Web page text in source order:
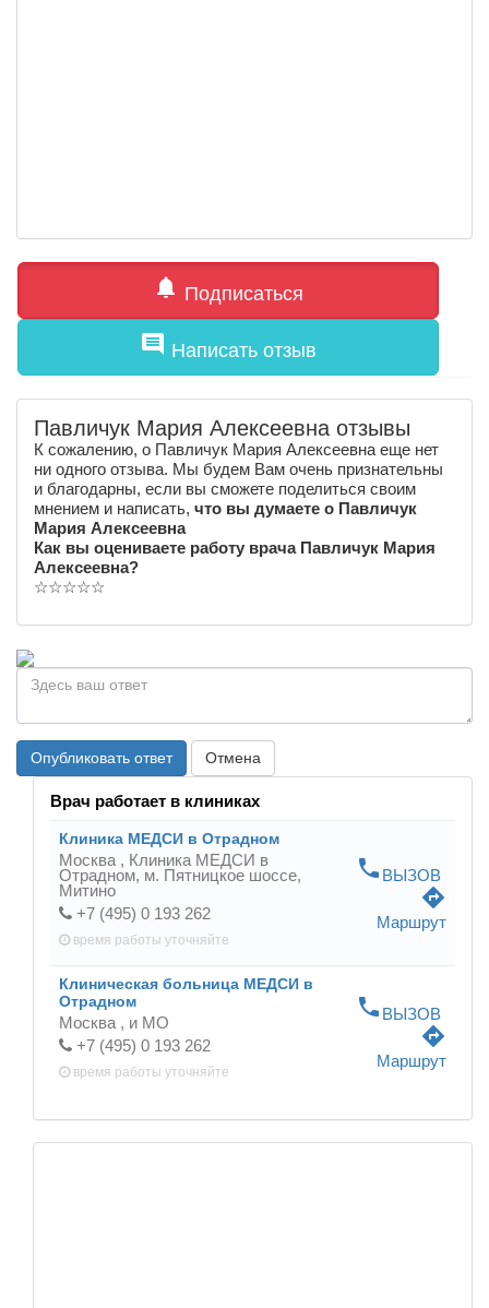
notifications Подписаться
comment Написать отзыв
Павличук Мария Алексеевна отзывы
К сожалению, о Павличук Мария Алексеевна еще нет
ни одного отзыва. Мы будем Вам очень признательны
и благодарны, если вы сможете поделиться своим
мнением и написать, что вы думаете о Павличук
Мария Алексеевна
Как вы оцениваете работу врача Павличук Мария
Алексеевна?
☆☆☆☆☆
Опубликовать ответ Отмена
Врач работает в клиниках
Клиника МЕДСИ в Отрадном
Москва , Клиника МЕДСИ в
Отрадном, м. Пятницкое шоссе,
Митино
+7 (495) 0 193 262
время работы уточняйте
phone ВЫЗОВ
directions
Маршрут
Клиническая больница МЕДСИ в
Отрадном
Москва , и МО
+7 (495) 0 193 262
время работы уточняйте
phone ВЫЗОВ
directions
Маршрут